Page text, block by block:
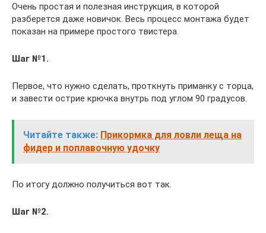
Очень простая и полезная инструкция, в которой
разберется даже новичок. Весь процесс монтажа будет
показан на примере простого твистера.
Шаг №1.
Первое, что нужно сделать, проткнуть приманку с торца,
и завести острие крючка внутрь под углом 90 градусов.
Читайте также: Прикормка для ловли леща на
фидер и поплавочную удочку
По итогу должно получиться вот так.
Шаг №2.